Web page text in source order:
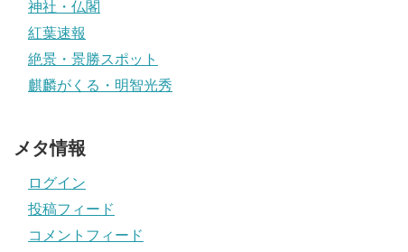
神社・仏閣
紅葉速報
絶景・景勝スポット
麒麟がくる・明智光秀
メタ情報
ログイン
投稿フィード
コメントフィード